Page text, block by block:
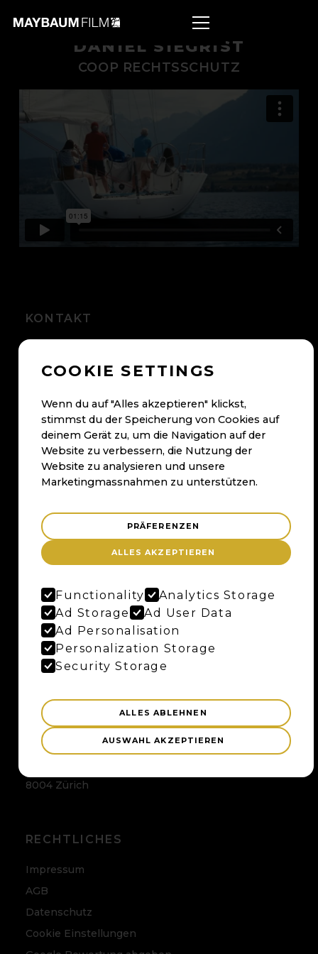
DANIEL SIEGRIST
COOP RECHTSSCHUTZ
KONTAKT
kontakt@maybaum.ch
BADEN
Maybaum AG
Bruggerstrasse 37
5400 Baden
Anfahrtsplan
Google Maps
BERN
Maybaum AG
Uferweg 15
3013 Bern
ZÜRICH
Maybaum AG
8004 Zürich
RECHTLICHES
Impressum
AGB
Datenschutz
Cookie Einstellungen
COOKIE SETTINGS
Wenn du auf "Alles akzeptieren" klickst,
stimmst du der Speicherung von Cookies auf
deinem Gerät zu, um die Navigation auf der
Website zu verbessern, die Nutzung der
Website zu analysieren und unsere
Marketingmassnahmen zu unterstützen.
PRÄFERENZEN
ALLES AKZEPTIEREN
Functionality
Analytics Storage
Ad Storage
Ad User Data
Ad Personalisation
Personalization Storage
Security Storage
ALLES ABLEHNEN
AUSWAHL AKZEPTIEREN